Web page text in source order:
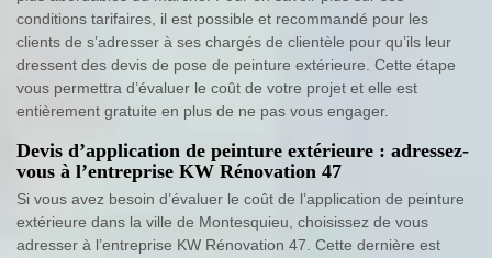
conditions tarifaires, il est possible et recommandé pour les
clients de s’adresser à ses chargés de clientèle pour qu’ils leur
dressent des devis de pose de peinture extérieure. Cette étape
vous permettra d’évaluer le coût de votre projet et elle est
entièrement gratuite en plus de ne pas vous engager.
Devis d’application de peinture extérieure : adressez-
vous à l’entreprise KW Rénovation 47
Si vous avez besoin d’évaluer le coût de l’application de peinture
extérieure dans la ville de Montesquieu, choisissez de vous
adresser à l’entreprise KW Rénovation 47. Cette dernière est